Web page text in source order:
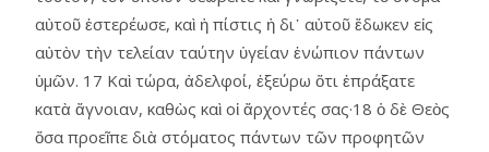
αὐτοῦ ἐστερέωσε, καὶ ἡ πίστις ἡ δι᾿ αὐτοῦ ἔδωκεν εἰς
αὐτὸν τὴν τελείαν ταύτην ὑγείαν ἐνώπιον πάντων
ὑμῶν. 17 Καὶ τώρα, ἀδελφοί, ἐξεύρω ὅτι ἐπράξατε
κατὰ ἄγνοιαν, καθὼς καὶ οἱ ἄρχοντές σας·18 ὁ δὲ Θεὸς
ὅσα προεῖπε διὰ στόματος πάντων τῶν προφητῶν